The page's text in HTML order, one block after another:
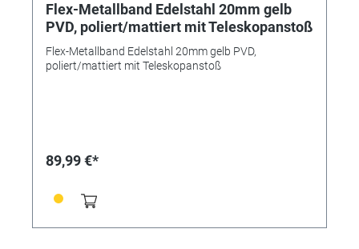
Flex-Metallband Edelstahl 20mm gelb
PVD, poliert/mattiert mit Teleskopanstoß
Flex-Metallband Edelstahl 20mm gelb PVD,
poliert/mattiert mit Teleskopanstoß
89,99 €*